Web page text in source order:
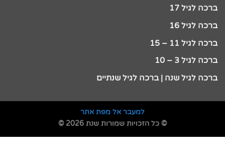
ברכה לגיל 17
ברכה לגיל 16
ברכה לגיל 11 – 15
ברכה לגיל 3 – 10
ברכה לגיל שנה | ברכה לגיל שנתיים
למעבר אל מפת אתר
© כל הזכויות שמורות שנת 2026 ©